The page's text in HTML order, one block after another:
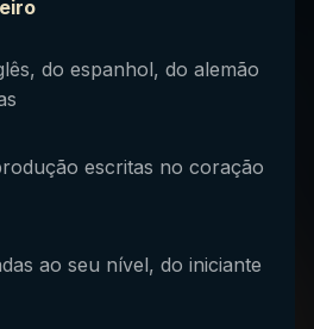
do espanhol, do alemão
escritas no coração
ao seu nível, do iniciante